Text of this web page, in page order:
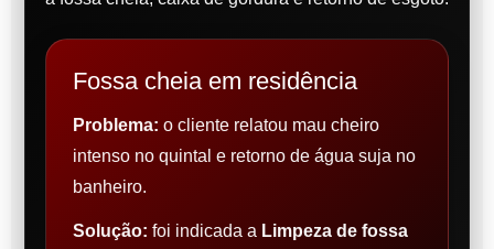
Fossa cheia em residência
Problema: o cliente relatou mau cheiro
intenso no quintal e retorno de água suja no
banheiro.
Solução: foi indicada a Limpeza de fossa